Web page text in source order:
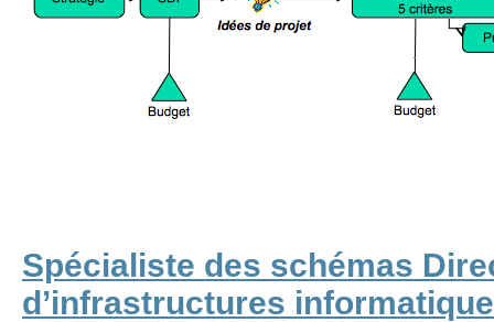
Spécialiste des schémas
d’infrastructures